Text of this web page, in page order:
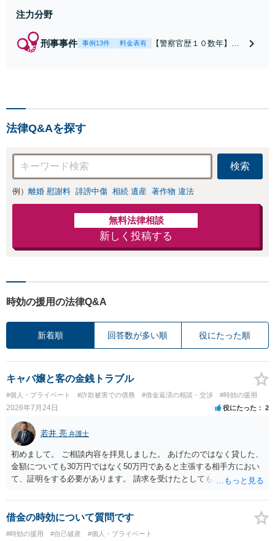
注力分野
刑事事件 事例13件 料金表有
【警察官歴１０数年】
力。少年事件／告訴・告
法律Q&Aを探す
検索
例） 離婚 慰謝料 誹謗中傷 相続 遺産 著作物 違法
無料法律相談
新しく投稿する
時効の援用の法律Q&A
新着順 回答数が多い順 役にたった順
キャバ嬢と客の金銭トラブル
#個人・プライベート #詐欺被害での債務 #借金返済の相談・交渉 #時効の援用
2026年7月24日 役にたった 2
若井 亮 弁護士
初めまして。 ご相談内容を拝見しました。 あげたのではなく貸した、
金額についても30万円ではなく50万円であると主張する相手方におい
て、証明をする必要があります。 請求を受けたとしても、もらったも
れることになるでしょう。 請求があるまでは、こちらからアクション
を起こす必要はないかと思います。
借金の時効について質問です
#時効の援用 #自己破産 #個人・プライベート